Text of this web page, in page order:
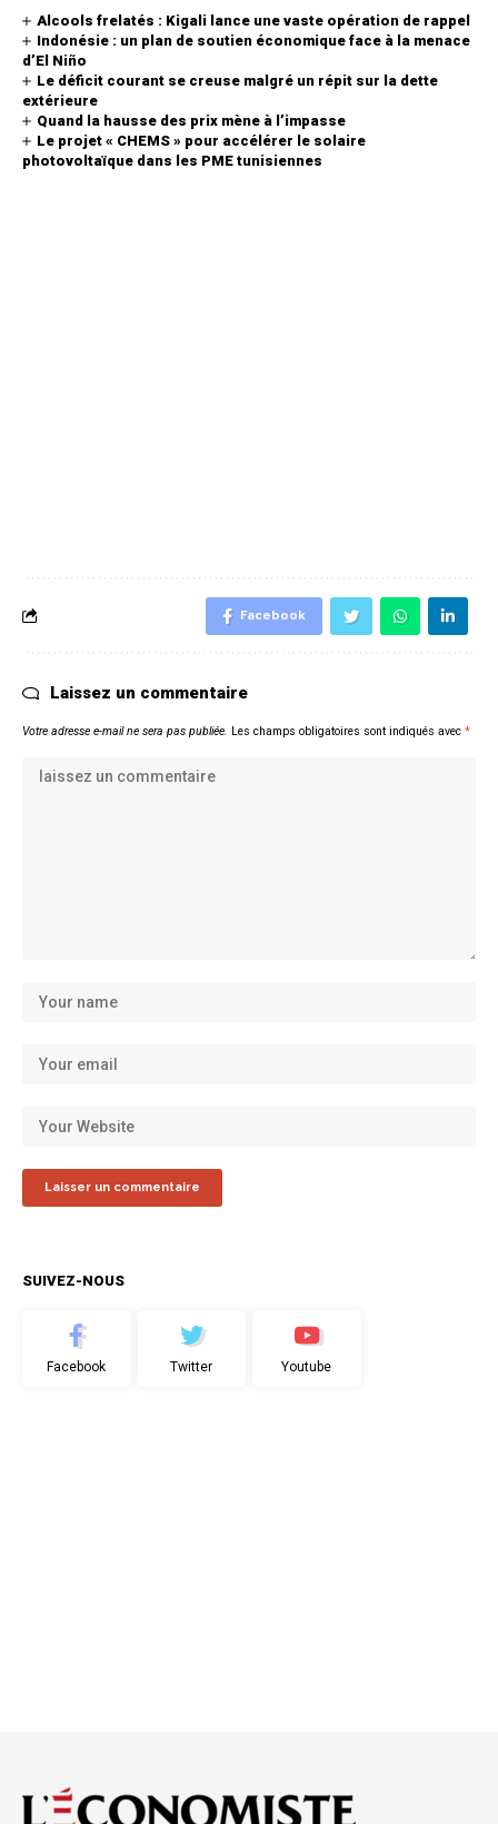
Alcools frelatés : Kigali lance une vaste opération de rappel
Indonésie : un plan de soutien économique face à la menace
d’El Niño
Le déficit courant se creuse malgré un répit sur la dette
extérieure
Quand la hausse des prix mène à l’impasse
Le projet « CHEMS » pour accélérer le solaire
photovoltaïque dans les PME tunisiennes
Facebook
Laissez un commentaire
Votre adresse e-mail ne sera pas publiée. Les champs obligatoires sont indiqués avec *
SUIVEZ-NOUS
Facebook Twitter Youtube